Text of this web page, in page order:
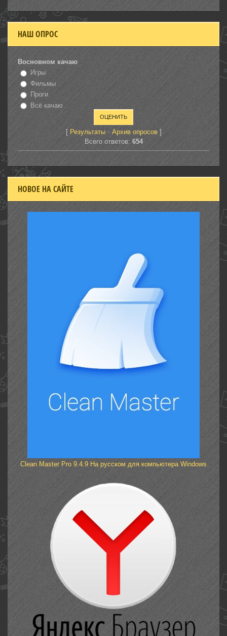
НАШ ОПРОС
Восновном качаю
Игры
Фильмы
Проги
Всё качаю
[ Результаты· Архив опросов]
Всего ответов: 654
НОВОЕ НА САЙТЕ
Clean Master Pro 9.4.9 На русском для компьютера Windows